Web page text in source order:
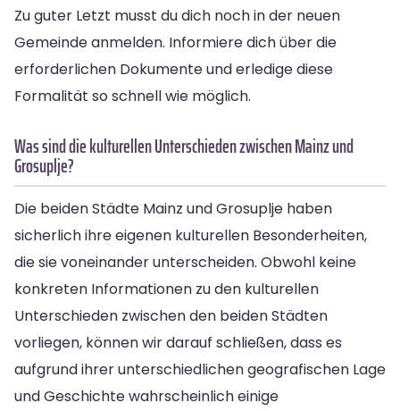
Zu guter Letzt musst du dich noch in der neuen
Gemeinde anmelden. Informiere dich über die
erforderlichen Dokumente und erledige diese
Formalität so schnell wie möglich.
Was sind die kulturellen Unterschieden zwischen Mainz und
Grosuplje?
Die beiden Städte Mainz und Grosuplje haben
sicherlich ihre eigenen kulturellen Besonderheiten,
die sie voneinander unterscheiden. Obwohl keine
konkreten Informationen zu den kulturellen
Unterschieden zwischen den beiden Städten
vorliegen, können wir darauf schließen, dass es
aufgrund ihrer unterschiedlichen geografischen Lage
und Geschichte wahrscheinlich einige